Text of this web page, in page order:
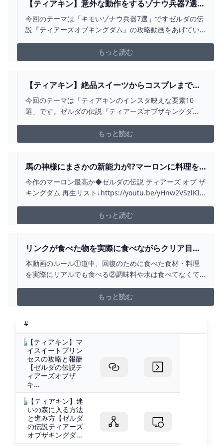
【ティアキン】意外な動作をするゾナウ兵器7選と
その作り方【攻略】 - YOUTUBE
今回のテーマは「キモいゾナウ兵器7選」ですゼルダの伝
説『ティアーズオブキングダム』の攻略動画をあげてい
う様 You and
もっと読む
【ティアキン】絶品スイーツからコスプレまで！
インスタ映えな要素10選【ゼルダの伝説ティアー
ズオブザキングダム/豆知識】【ゆっくり解説】 -
今回のテーマは「ティアキンのインスタ映えな要素10
選」です。ゼルダの伝説『ティアーズオブザキングダ
-----------00:00 OP00:18 料理 00:34 ①スイーツ 01:22 ②
チーズ系料理 02:02 ③パン・パイ系...
もっと読む
馬の神様にまさかの新能力が!?マーロンに料理を
作ってあげよう!!ティアキン最速実況PART53【ゼ
ルダの伝説 ティアーズ オブ ザ キングダム】 -
今作のマーロン最高か◆ゼルダの伝説 ティアーズ オブ ザ
キングダム 再生リスト↓https://youtu.be/yHnw2VSzlKI?
の伝説 ブレス オブ ザ ワイルド 再生リスト
↓https://youtu.be/dtI...
もっと読む
リンクが食べた物を実際に食べながらクリア目指
す企画で初ライネルに挑んでみた！【ティアキ
ン】【料理】【ゼルダの伝説ティアーズオブザキ
本動画のルール①道中、回復のために食べた食材・料理
を実際にリアルでも食べる②調味料や水は食べてなくて
２⤵https://youtu.be/-4HQujy3ZsQ◆ナガレの
Twitter◆https://twitter.com/N...
もっと読む
#
【ティアキン】マ
イスイートプリン
セスの攻略と報酬
【ゼルダの伝説テ
ィアーズオブザ
キ...
【ティアキン】迷
いの森に入る方法
と進み方【ゼルダ
の伝説ティアーズ
オブザキングダ...